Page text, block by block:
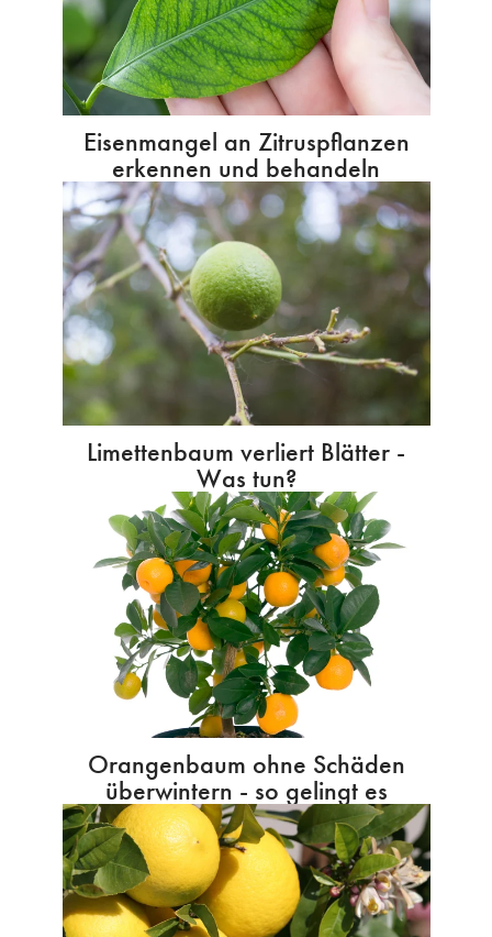
Eisenmangel an Zitruspflanzen
erkennen und behandeln
Limettenbaum verliert Blätter -
Was tun?
Orangenbaum ohne Schäden
überwintern - so gelingt es